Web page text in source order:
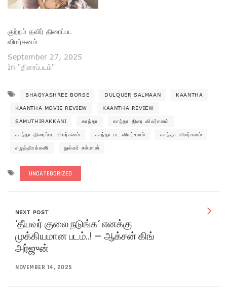
குற்றம் தவிர் திரைப்பட
விமர்சனம்
September 27, 2025
In "திரைப்படம்"
BHAGYASHREE BORSE DULQUER SALMAAN KAANTHA
KAANTHA MOVIE REVIEW KAANTHA REVIEW
SAMUTHIRAKKANI காந்தா காந்தா திரை விமர்சனம்
காந்தா திரைப்பட விமர்சனம் காந்தா பட விமர்சனம் காந்தா விமர்சனம்
சமுத்திரக்கனி துல்கர் சல்மான்
UNCATEGORIZED
NEXT POST
‘தீயவர் குலை நடுங்க’ எனக்கு
முக்கியமான படம்..! – ஆக்சன் கிங்
அர்ஜுன்
NOVEMBER 14, 2025